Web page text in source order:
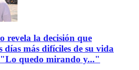
revela la decisión que
días más difíciles de su vida
quedo mirando y..."